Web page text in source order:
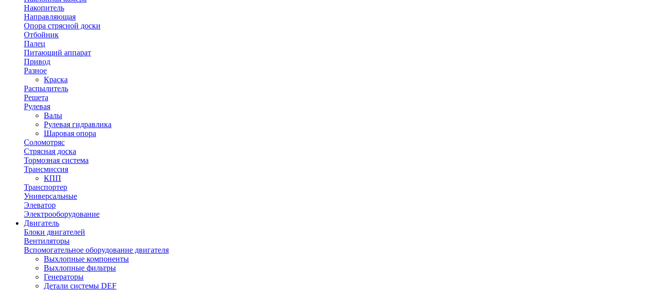
Накопитель
Направляющая
Опора стрясной доски
Отбойник
Палец
Питающий аппарат
Привод
Разное
Краска
Распылитель
Решета
Рулевая
Валы
Рулевая гидравлика
Шаровая опора
Соломотряс
Стрясная доска
Тормозная система
Трансмиссия
КПП
Транспортер
Универсальные
Элеватор
Электрооборудование
Двигатель
Блоки двигателей
Вентиляторы
Вспомогательное оборудование двигателя
Выхлопные компоненты
Выхлопные фильтры
Генераторы
Детали системы DEF